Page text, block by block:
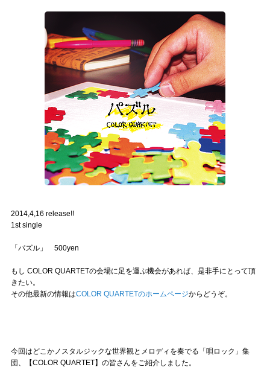
2014,4,16 release!!
1st single
「パズル」 500yen
もし COLOR QUARTETの会場に足を運ぶ機会があれば、是非手にとって頂
きたい。
その他最新の情報はCOLOR QUARTETのホームページからどうぞ。
今回はどこかノスタルジックな世界観とメロディを奏でる「唄ロック」集
団、【COLOR QUARTET】の皆さんをご紹介しました。